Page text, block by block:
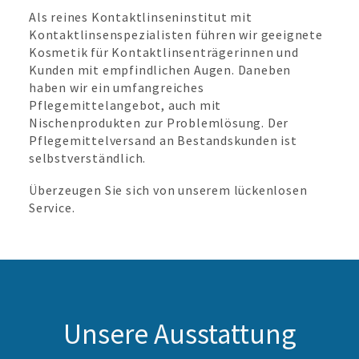
Als reines Kontaktlinseninstitut mit
Kontaktlinsenspezialisten führen wir geeignete
Kosmetik für Kontaktlinsenträgerinnen und
Kunden mit empfindlichen Augen. Daneben
haben wir ein umfangreiches
Pflegemittelangebot, auch mit
Nischenprodukten zur Problemlösung. Der
Pflegemittelversand an Bestandskunden ist
selbstverständlich.
Überzeugen Sie sich von unserem lückenlosen
Service.
Unsere Ausstattung